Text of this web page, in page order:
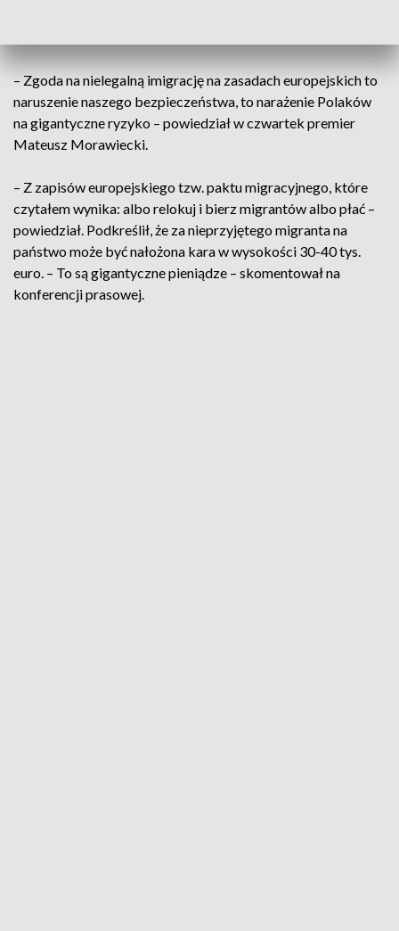
– Zgoda na nielegalną imigrację na zasadach europejskich to
naruszenie naszego bezpieczeństwa, to narażenie Polaków
na gigantyczne ryzyko – powiedział w czwartek premier
Mateusz Morawiecki.
– Z zapisów europejskiego tzw. paktu migracyjnego, które
czytałem wynika: albo relokuj i bierz migrantów albo płać –
powiedział. Podkreślił, że za nieprzyjętego migranta na
państwo może być nałożona kara w wysokości 30-40 tys.
euro. – To są gigantyczne pieniądze – skomentował na
konferencji prasowej.